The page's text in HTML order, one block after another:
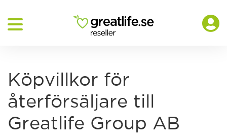
Köpvillkor för
återförsäljare till
Greatlife Group AB